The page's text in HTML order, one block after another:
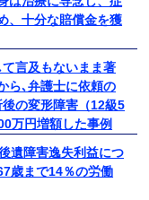
、十分な賠償金を獲
言及もないまま著
ら､弁護士に依頼の
の変形障害（12級5
万円増額した事例
遺障害逸失利益につ
歳まで14％の労働